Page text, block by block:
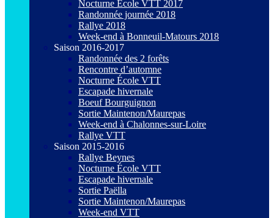
Nocturne Ecole VTT 2017
Randonnée journée 2018
Rallye 2018
Week-end à Bonneuil-Matours 2018
Saison 2016-2017
Randonnée des 2 forêts
Rencontre d’automne
Nocturne École VTT
Escapade hivernale
Boeuf Bourguignon
Sortie Maintenon/Maurepas
Week-end à Chalonnes-sur-Loire
Rallye VTT
Saison 2015-2016
Rallye Beynes
Nocturne École VTT
Escapade hivernale
Sortie Paëlla
Sortie Maintenon/Maurepas
Week-end VTT